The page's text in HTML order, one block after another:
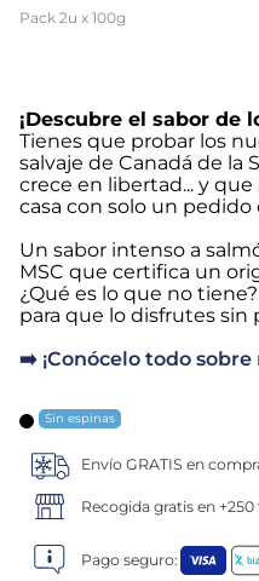
Pack 2u x 100g
¡Descubre el sabor de
Tienes que probar los
salvaje de Canadá de la
crece en libertad... y
casa con solo un pedido
Un sabor intenso a
MSC que certifica un
¿Qué es lo que no
para que lo disfrutes sin
➡️ ¡Conócelo todo
Sin espinas
Envío GRATIS en
Recogida gratis en
Pago seguro:
3. patatas
5. verduras
6. croquetas
7. canelones
8. gambon